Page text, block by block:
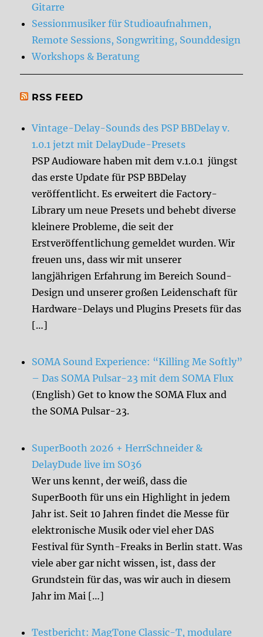
Gitarre
Sessionmusiker für Studioaufnahmen,
Remote Sessions, Songwriting, Sounddesign
Workshops & Beratung
RSS FEED
Vintage-Delay-Sounds des PSP BBDelay v.
1.0.1 jetzt mit DelayDude-Presets
PSP Audioware haben mit dem v.1.0.1 jüngst
das erste Update für PSP BBDelay
veröffentlicht. Es erweitert die Factory-
Library um neue Presets und behebt diverse
kleinere Probleme, die seit der
Erstveröffentlichung gemeldet wurden. Wir
freuen uns, dass wir mit unserer
langjährigen Erfahrung im Bereich Sound-
Design und unserer großen Leidenschaft für
Hardware-Delays und Plugins Presets für das
[…]
SOMA Sound Experience: “Killing Me Softly”
– Das SOMA Pulsar-23 mit dem SOMA Flux
(English) Get to know the SOMA Flux and
the SOMA Pulsar-23.
SuperBooth 2026 + HerrSchneider &
DelayDude live im SO36
Wer uns kennt, der weiß, dass die
SuperBooth für uns ein Highlight in jedem
Jahr ist. Seit 10 Jahren findet die Messe für
elektronische Musik oder viel eher DAS
Festival für Synth-Freaks in Berlin statt. Was
viele aber gar nicht wissen, ist, dass der
Grundstein für das, was wir auch in diesem
Jahr im Mai […]
Testbericht: MagTone Classic-T, modulare